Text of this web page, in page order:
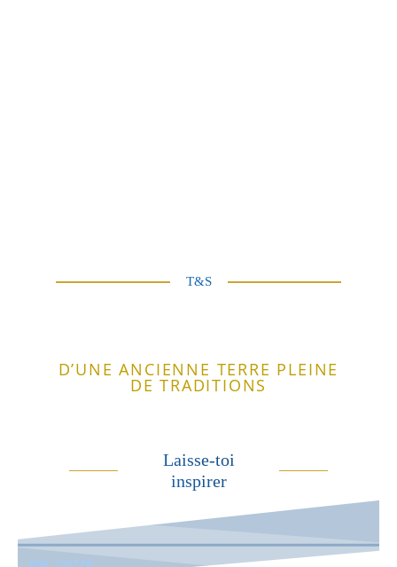
T&S
D’UNE ANCIENNE TERRE PLEINE
DE TRADITIONS
Laisse-toi
inspirer